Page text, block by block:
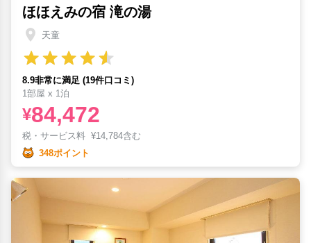
ほほえみの宿 滝の湯
天童
8.9非常に満足 (19件口コミ)
1部屋 x 1泊
¥84,472
税・サービス料 ¥14,784含む
348ポイント